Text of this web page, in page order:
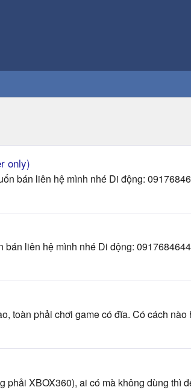
only)
bán liên hệ mình nhé Di động:
bán liên hệ mình nhé Di động: 0917684644
toàn phải chơi game có đĩa. Có cách
XBOX360), ai có mà không dùng thì